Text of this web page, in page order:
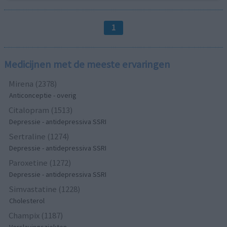
1
Medicijnen met de meeste ervaringen
Mirena (2378)
Anticonceptie - overig
Citalopram (1513)
Depressie - antidepressiva SSRI
Sertraline (1274)
Depressie - antidepressiva SSRI
Paroxetine (1272)
Depressie - antidepressiva SSRI
Simvastatine (1228)
Cholesterol
Champix (1187)